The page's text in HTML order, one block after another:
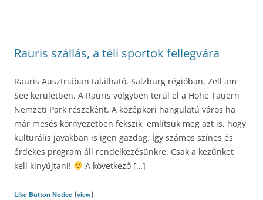
Rauris szállás, a téli sportok fellegvára
Rauris Ausztriában található, Salzburg régióban, Zell am
See kerületben. A Rauris völgyben terül el a Hohe Tauern
Nemzeti Park részeként. A középkori hangulatú város ha
már mesés környezetben fekszik, említsük meg azt is, hogy
kulturális javakban is igen gazdag. Így számos színes és
érdekes program áll rendelkezésünkre. Csak a kezünket
kell kinyújtani!
A következő […]
Like Button Notice (view)